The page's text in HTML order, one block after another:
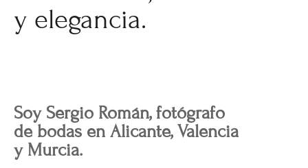
y elegancia.
Soy Sergio Román, fotógrafo
de bodas en Alicante, Valencia
y Murcia.